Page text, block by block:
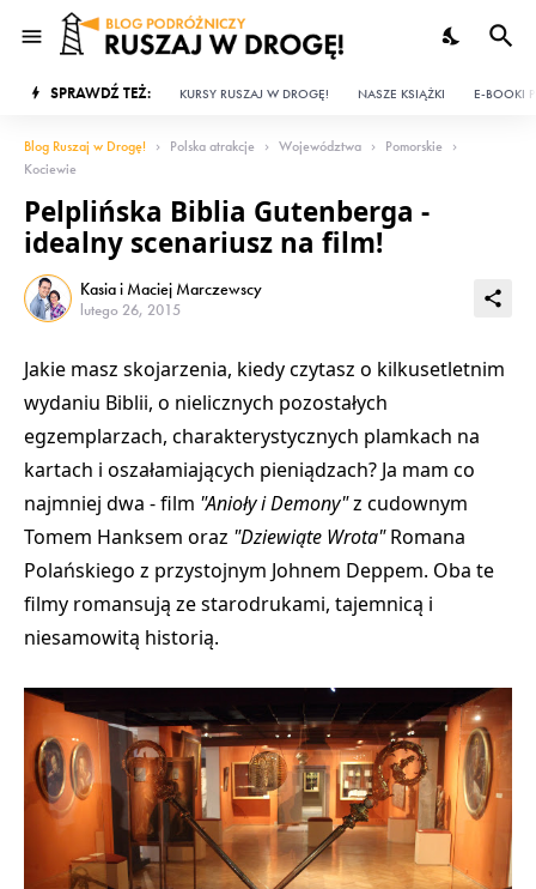
SPRAWDŹ TEŻ: KURSY RUSZAJ W DROGĘ! NASZE KSIĄŻKI E-BOOKI
Blog Ruszaj w Drogę! Polska atrakcje Województwa
Pomorskie
Kociewie
Pelplińska Biblia Gutenberga -
idealny scenariusz na film!
Kasia i Maciej Marczewscy
lutego 26, 2015
Jakie masz skojarzenia, kiedy czytasz o kilkusetletnim
wydaniu Biblii, o nielicznych pozostałych
egzemplarzach, charakterystycznych plamkach na
kartach i oszałamiających pieniądzach? Ja mam co
najmniej dwa - film "Anioły i Demony"z cudownym
Tomem Hanksem oraz "Dziewiąte Wrota"Romana
Polańskiego z przystojnym Johnem Deppem. Oba te
filmy romansują ze starodrukami, tajemnicą i
niesamowitą historią.